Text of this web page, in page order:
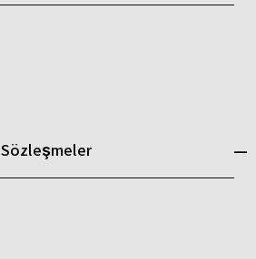
Sözleşmeler